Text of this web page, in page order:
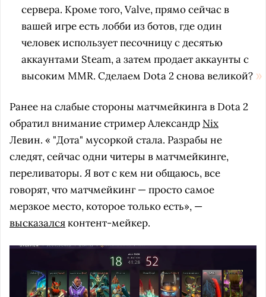
сервера. Кроме того, Valve, прямо сейчас в
вашей игре есть лобби из ботов, где один
человек использует песочницу с десятью
аккаунтами Steam, а затем продает аккаунты с
высоким MMR. Сделаем Dota 2 снова великой?
Ранее на слабые стороны матчмейкинга в Dota 2
обратил внимание стример Александр Nix
Левин. « "Дота" мусоркой стала. Разрабы не
следят, сейчас одни читеры в матчмейкинге,
переливаторы. Я вот с кем ни общаюсь, все
говорят, что матчмейкинг — просто самое
мерзкое место, которое только есть», —
высказалсяконтент-мейкер.